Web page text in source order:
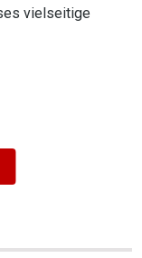
vielseitige